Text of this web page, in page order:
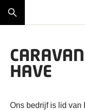
HAVE
Ons bedrijf is lid van